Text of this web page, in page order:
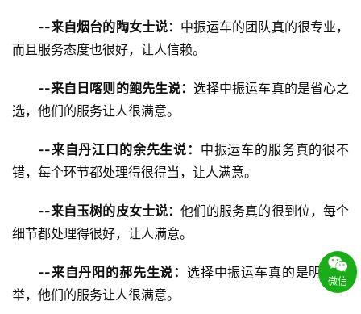
--来自烟台的陶女士说： 中振运车的团队真的很专业，
而且服务态度也很好，让人信赖。
--来自日喀则的鲍先生说：选择中振运车真的是省心之
选，他们的服务让人很满意。
--来自丹江口的余先生说： 中振运车的服务真的很不
错，每个环节都处理得很得当，让人满意。
--来自玉树的皮女士说： 他们的服务真的很到位，每个
细节都处理得很好，让人满意。
--来自丹阳的郝先生说： 选择中振运车真的是明智之
举，他们的服务让人很满意。
微信